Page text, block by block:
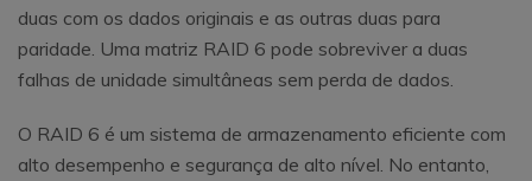
duas com os dados originais e as outras duas para
paridade. Uma matriz RAID 6 pode sobreviver a duas
falhas de unidade simultâneas sem perda de dados.
O RAID 6 é um sistema de armazenamento eficiente com
alto desempenho e segurança de alto nível. No entanto,